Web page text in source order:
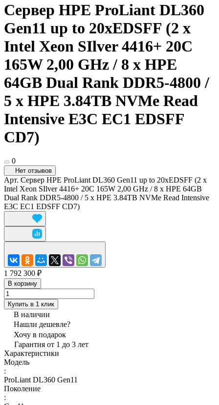
Сервер HPE ProLiant DL360
Gen11 up to 20xEDSFF (2 x
Intel Xeon SIlver 4416+ 20C
165W 2,00 GHz / 8 x HPE
64GB Dual Rank DDR5-4800 /
5 x HPE 3.84TB NVMe Read
Intensive E3C EC1 EDSFF
CD7)
0
Нет отзывов
Арт. Сервер HPE ProLiant DL360 Gen11 up to 20xEDSFF (2 x
Intel Xeon SIlver 4416+ 20C 165W 2,00 GHz / 8 x HPE 64GB
Dual Rank DDR5-4800 / 5 x HPE 3.84TB NVMe Read Intensive
E3C EC1 EDSFF CD7)
1 792 300 ₽
В корзину
Купить в 1 клик
В наличии
Нашли дешевле?
Хочу в подарок
Гарантия от 1 до 3 лет
Характеристики
Модель
:
ProLiant DL360 Gen11
Поколение
: